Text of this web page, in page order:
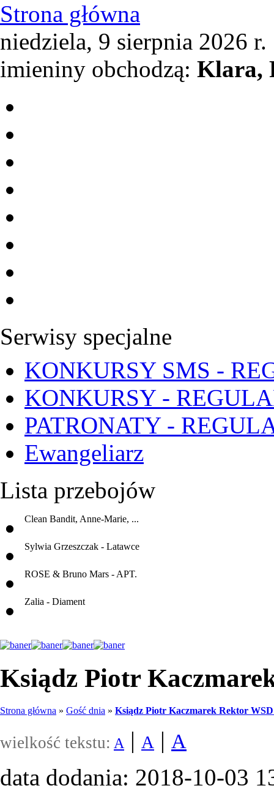
Strona główna
niedziela, 9 sierpnia 2026 r.
imieniny obchodzą: Klara,
Serwisy specjalne
KONKURSY SMS -
KONKURSY -
PATRONATY -
Ewangeliarz
Lista przebojów
Clean Bandit, Anne-Marie, ...
Sylwia Grzeszczak - Latawce
ROSE & Bruno Mars - APT.
Zalia - Diament
Ksiądz Piotr
Strona główna » Gość dnia » Ksiądz Piotr Kaczmarek Rektor
wielkość tekstu: A | A | A
data dodania: 2018-10-03